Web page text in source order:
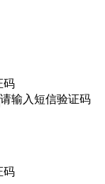
码
请输入短信验证码
码